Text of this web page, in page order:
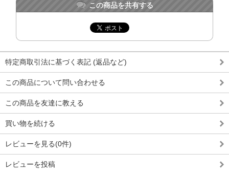
この商品を共有する
特定商取引法に基づく表記 (返品など)
この商品について問い合わせる
この商品を友達に教える
買い物を続ける
レビューを見る(0件)
レビューを投稿